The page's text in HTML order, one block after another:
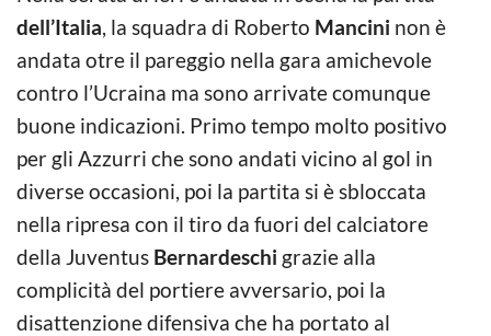
dell’Italia, la squadra di Roberto Mancini non è
andata otre il pareggio nella gara amichevole
contro l’Ucraina ma sono arrivate comunque
buone indicazioni. Primo tempo molto positivo
per gli Azzurri che sono andati vicino al gol in
diverse occasioni, poi la partita si è sbloccata
nella ripresa con il tiro da fuori del calciatore
della Juventus Bernardeschi grazie alla
complicità del portiere avversario, poi la
disattenzione difensiva che ha portato al